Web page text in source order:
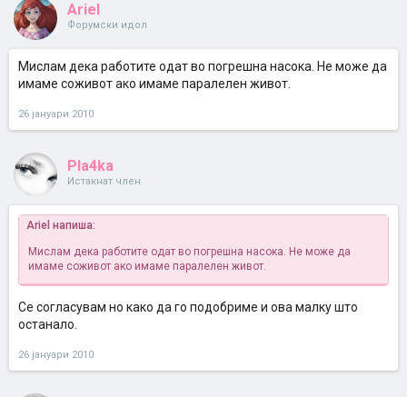
Ariel
Форумски идол
Мислам дека работите одат во погрешна насока. Не може да
имаме соживот ако имаме паралелен живот.
26 јануари 2010
Pla4ka
Истакнат член
Ariel напиша:
Мислам дека работите одат во погрешна насока. Не може да
имаме соживот ако имаме паралелен живот.
Се согласувам но како да го подобриме и ова малку што
останало.
26 јануари 2010